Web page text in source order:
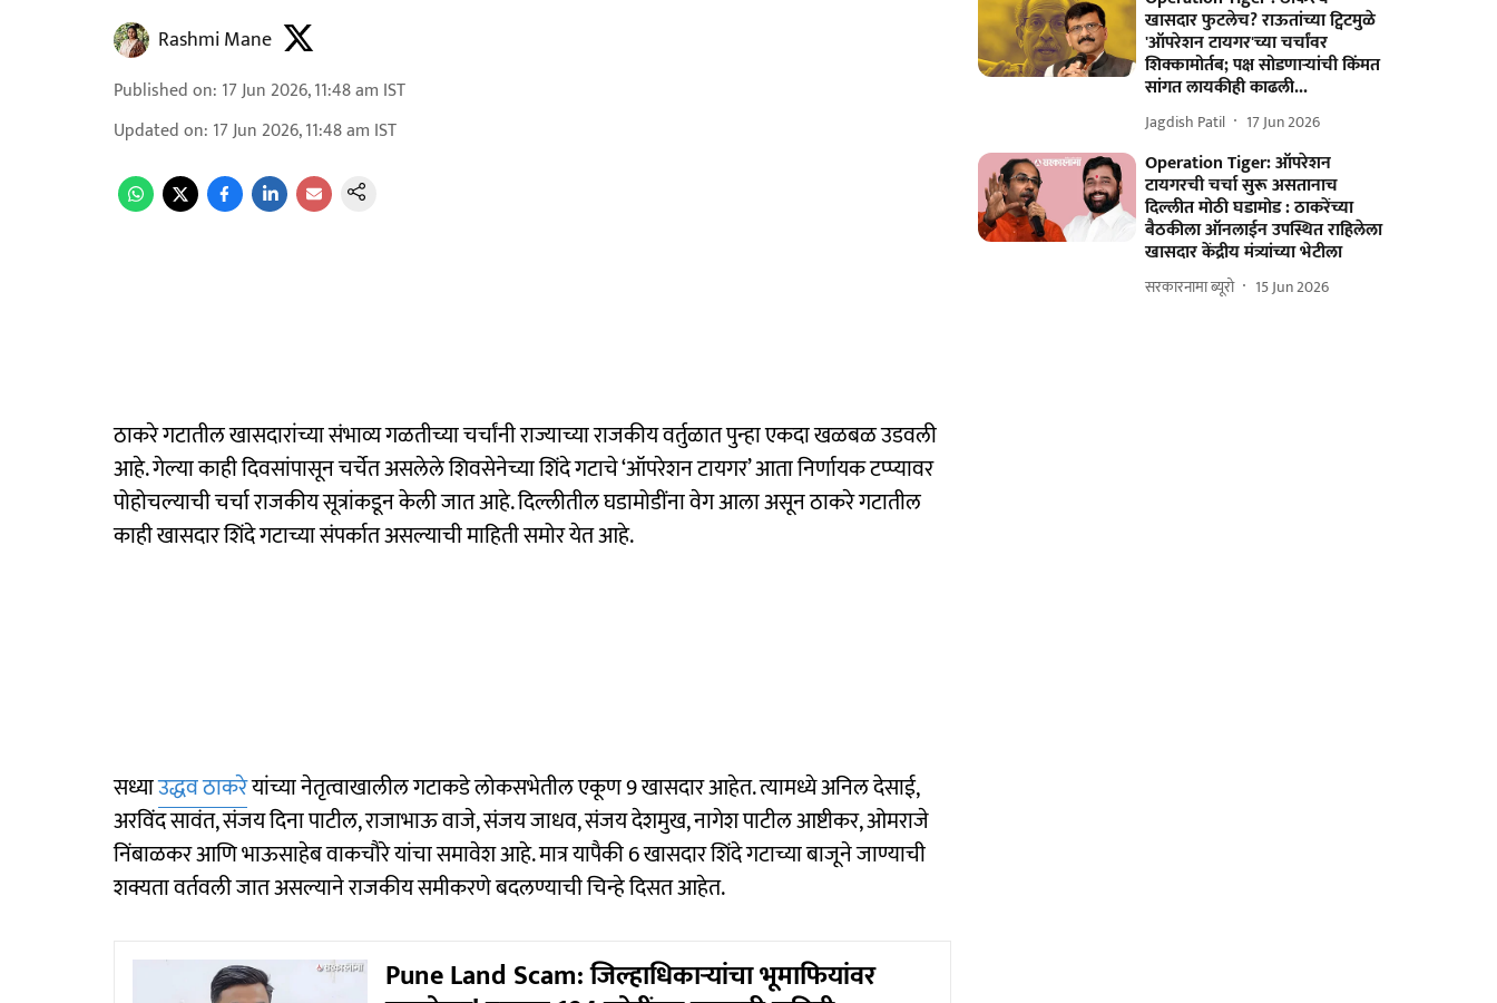
Rashmi Mane
Published on: 17 Jun 2026, 11:48 am IST
Updated on: 17 Jun 2026, 11:48 am IST
ठाकरे गटातील खासदारांच्या संभाव्य गळतीच्या चर्चांनी राज्याच्या राजकीय वर्तुळात पुन्हा एकदा खळबळ उडवली
आहे. गेल्या काही दिवसांपासून चर्चेत असलेले शिवसेनेच्या शिंदे गटाचे ‘ऑपरेशन टायगर’ आता निर्णायक टप्प्यावर
पोहोचल्याची चर्चा राजकीय सूत्रांकडून केली जात आहे. दिल्लीतील घडामोडींना वेग आला असून ठाकरे गटातील
काही खासदार शिंदे गटाच्या संपर्कात असल्याची माहिती समोर येत आहे.
सध्याउद्धव ठाकरेयांच्या नेतृत्वाखालील गटाकडे लोकसभेतील एकूण 9 खासदार आहेत. त्यामध्ये अनिल देसाई,
अरविंद सावंत, संजय दिना पाटील, राजाभाऊ वाजे, संजय जाधव, संजय देशमुख, नागेश पाटील आष्टीकर, ओमराजे
निंबाळकर आणि भाऊसाहेब वाकचौरे यांचा समावेश आहे. मात्र यापैकी 6 खासदार शिंदे गटाच्या बाजूने जाण्याची
शक्यता वर्तवली जात असल्याने राजकीय समीकरणे बदलण्याची चिन्हे दिसत आहेत.
Pune Land Scam: जिल्हाधिकाऱ्यांचा भूमाफियांवर
खासदार फुटलेच? राऊतांच्या ट्विटमुळे
'ऑपरेशन टायगर'च्या चर्चांवर
शिक्कामोर्तब; पक्ष सोडणाऱ्यांची किंमत
सांगत लायकीही काढली...
Jagdish Patil 17 Jun 2026
Operation Tiger: ऑपरेशन
टायगरची चर्चा सुरू असतानाच
दिल्लीत मोठी घडामोड : ठाकरेंच्या
बैठकीला ऑनलाईन उपस्थित राहिलेला
खासदार केंद्रीय मंत्र्यांच्या भेटीला
सरकारनामा ब्यूरो 15 Jun 2026